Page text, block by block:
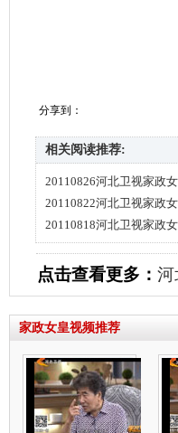
分享到：
相关阅读推荐:
20110826河北卫视家政女
20110822河北卫视家政女
20110818河北卫视家政女
点击查看更多： 河
家政女皇视频推荐